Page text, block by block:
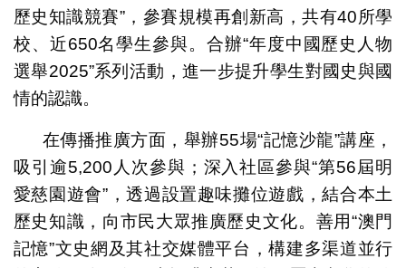
歷史知識競賽”，參賽規模再創新高，共有40所學
校、近650名學生參與。合辦“年度中國歷史人物
選舉2025”系列活動，進一步提升學生對國史與國
情的認識。
在傳播推廣方面，舉辦55場“記憶沙龍”講座，
吸引逾5,200人次參與；深入社區參與“第56屆明
愛慈園遊會”，透過設置趣味攤位遊戲，結合本土
歷史知識，向市民大眾推廣歷史文化。善用“澳門
記憶”文史網及其社交媒體平台，構建多渠道並行